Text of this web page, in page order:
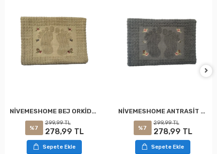
NİVEMESHOME BEJ ORKİDEM AYAK HAVLUSU
%7
299,99 TL
278,99 TL
Sepete Ekle
NİVEMESHOME ANTRASİT ORKİDEM AYAK HAVLUSU
%7
299,99 TL
278,99 TL
Sepete Ekle